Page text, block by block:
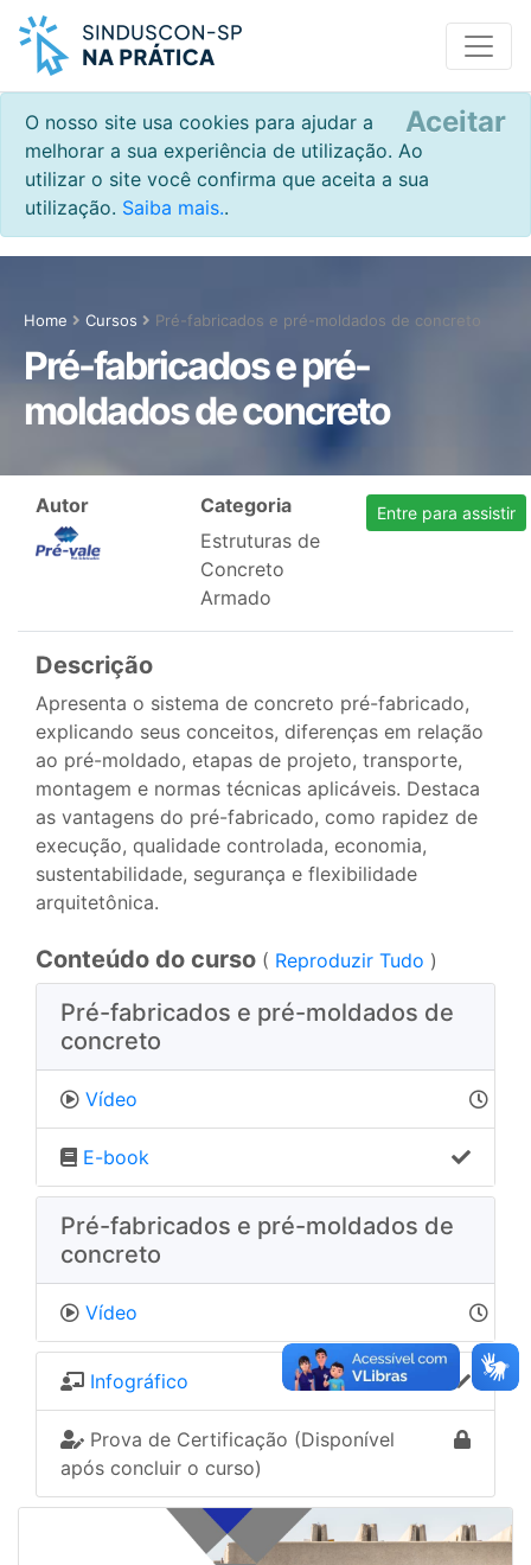
O nosso site usa cookies para ajudar a
melhorar a sua experiência de utilização. Ao
utilizar o site você confirma que aceita a sua
utilização. Saiba mais..
Aceitar
Home Cursos Pré-fabricados e pré-moldados de concreto
Pré-fabricados e pré-
moldados de concreto
Autor
Categoria
Estruturas de
Concreto
Armado
Entre para assistir
Descrição
Apresenta o sistema de concreto pré-fabricado,
explicando seus conceitos, diferenças em relação
ao pré-moldado, etapas de projeto, transporte,
montagem e normas técnicas aplicáveis. Destaca
as vantagens do pré-fabricado, como rapidez de
execução, qualidade controlada, economia,
sustentabilidade, segurança e flexibilidade
arquitetônica.
Conteúdo do curso ( Reproduzir Tudo )
Pré-fabricados e pré-moldados de
concreto
Vídeo
E-book
Pré-fabricados e pré-moldados de
concreto
Vídeo
Infográfico
Prova de Certificação (Disponível
após concluir o curso)